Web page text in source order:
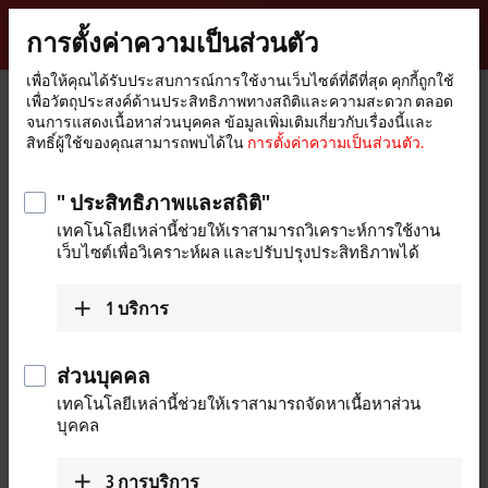
Beckhoff
-
New
Automation
Technology
myBeckhoff
หน้า
หลัก
อุปกรณ์ I/O I/O-specific accessories
Pre-assembled cables
ZK7000-0101-1xxx
ZK7000-0101-1xxx | EtherCAT P
cable, PUR, AWG22, fixed
การตั้งค่าความเป็นส่วนตัว
เพื่อให้คุณได้รับประสบการณ์การใช้งานเว็บไซต์ที่ดีที่สุด คุกกี้ถูกใช้
เพื่อวัตถุประสงค์ด้านประสิทธิภาพทางสถิติและความสะดวก ตลอด
จนการแสดงเนื้อหาส่วนบุคคล ข้อมูลเพิ่มเติมเกี่ยวกับเรื่องนี้และ
สิทธิ์ผู้ใช้ของคุณสามารถพบได้ใน การตั้งค่าความเป็นส่วนตัว.
" ประสิทธิภาพและสถิติ"
เทคโนโลยีเหล่านี้ช่วยให้เราสามารถวิเคราะห์การใช้งาน
เว็บไซต์เพื่อวิเคราะห์ผล และปรับปรุงประสิทธิภาพได้
1 บริการ
ส่วนบุคคล
เทคโนโลยีเหล่านี้ช่วยให้เราสามารถจัดหาเนื้อหาส่วน
บุคคล
3 การบริการ